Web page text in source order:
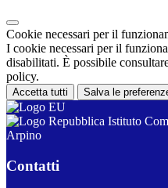
Cookie necessari per il
I cookie necessari per il
disabilitati. È possibile
policy.
Accetta tutti Salva le
Istituto
Arpino
Contatti